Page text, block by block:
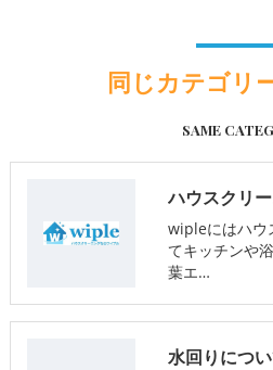
同じカテゴリ
SAME
ハウスクリ
wipleにはハウ
てキッチンや
葉エ…
水回りにつ